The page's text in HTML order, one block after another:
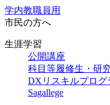
学内教職員用
市民の方へ
生涯学習
公開講座
科目等履修生・研
DXリスキルプログ
Sagallege